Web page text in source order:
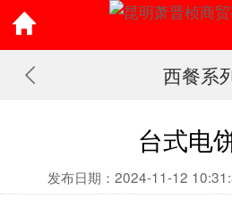
西餐系
台式电
发布日期：2024-11-12